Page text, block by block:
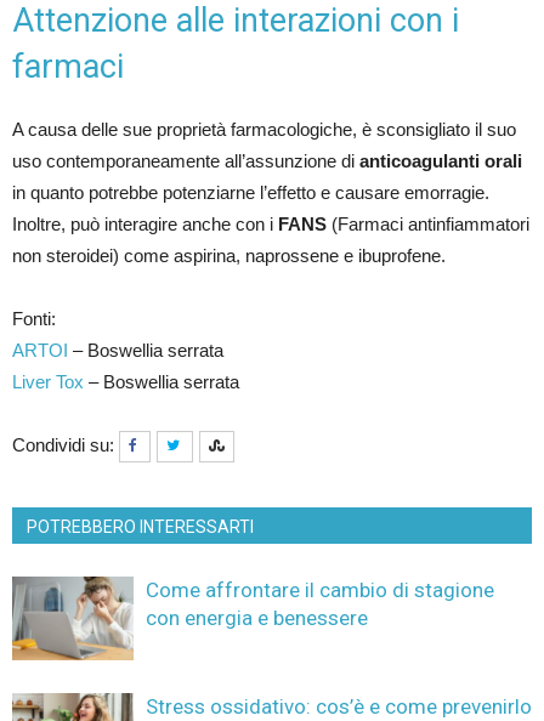
Attenzione alle interazioni con i
farmaci
A causa delle sue proprietà farmacologiche, è sconsigliato il suo
uso contemporaneamente all’assunzione di anticoagulanti orali
in quanto potrebbe potenziarne l’effetto e causare emorragie.
Inoltre, può interagire anche con i FANS (Farmaci antinfiammatori
non steroidei) come aspirina, naprossene e ibuprofene.
Fonti:
ARTOI – Boswellia serrata
Liver Tox – Boswellia serrata
Condividi su:
POTREBBERO INTERESSARTI
Come affrontare il cambio di stagione
con energia e benessere
Stress ossidativo: cos’è e come prevenirlo